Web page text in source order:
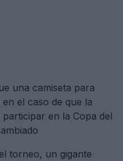
una camiseta para
el caso de que la
en la Copa del
torneo, un gigante